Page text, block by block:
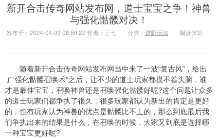
新开合击传奇网站发布网，道士宝宝之争！神兽
与强化骷髅对决！
发布于：2024-04-09 08:50:22 作者：三七 分类： 进阶玩法 阅读(63)
随着新开合击传奇网站发布网当中来了一波“复古风”，给出
了“强化骷髅召唤术”之后，让不少的道士玩家都摸不着头脑，谁
才是最佳宝宝，召唤神兽还是召唤强化骷髅好呢?这个问题让众多
的道士玩家们都争执了很久，很多玩家都认为新出的肯定是更好
的，也有玩家认为神兽的优点是骷髅比不上的，那么到底最后我
们争执出来的结果是什么，在召唤的时候，大家又到底是选择哪
一种宝宝更好呢?